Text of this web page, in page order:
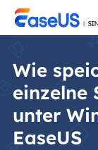
Wie
einzelne
unter
EaseUS